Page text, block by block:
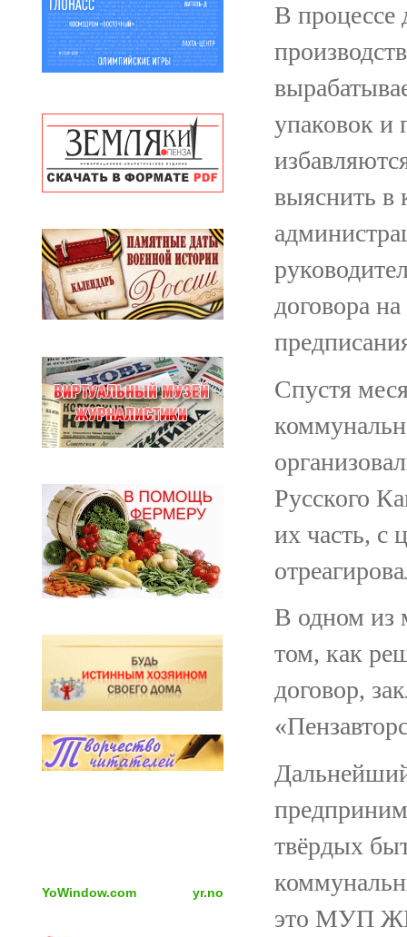
YoWindow.com yr.no
В процессе
упаковок и
выяснить в
договора
Спустя
Русского
их часть, с
В одном из
том, как
договор,
твёрдых
это МУП